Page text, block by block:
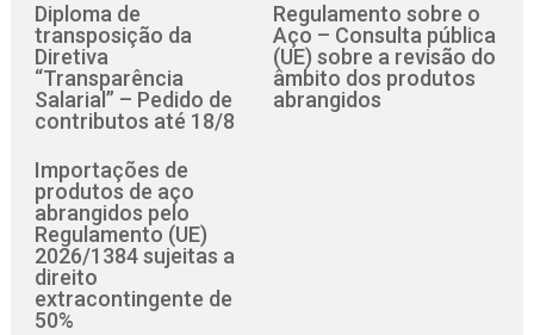
Diploma de
transposição da
Diretiva
“Transparência
Salarial” – Pedido de
contributos até 18/8
Regulamento sobre o
Aço – Consulta pública
(UE) sobre a revisão do
âmbito dos produtos
abrangidos
Importações de
produtos de aço
abrangidos pelo
Regulamento (UE)
2026/1384 sujeitas a
direito
extracontingente de
50%